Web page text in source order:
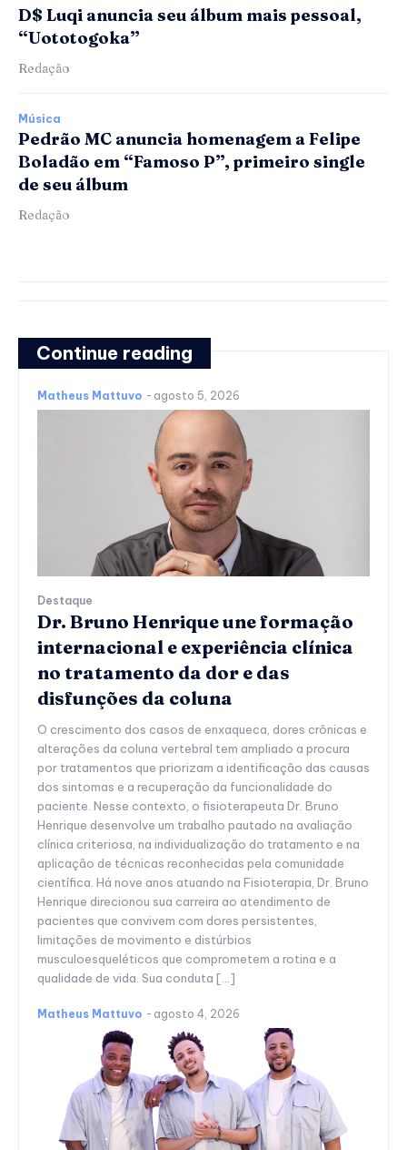
D$ Luqi anuncia seu álbum mais pessoal,
“Uototogoka”
Redação
Música
Pedrão MC anuncia homenagem a Felipe
Boladão em “Famoso P”, primeiro single
de seu álbum
Redação
Continue reading
Matheus Mattuvo - agosto 5, 2026
Destaque
Dr. Bruno Henrique une formação
internacional e experiência clínica
no tratamento da dor e das
disfunções da coluna
O crescimento dos casos de enxaqueca, dores crônicas e
alterações da coluna vertebral tem ampliado a procura
por tratamentos que priorizam a identificação das causas
dos sintomas e a recuperação da funcionalidade do
paciente. Nesse contexto, o fisioterapeuta Dr. Bruno
Henrique desenvolve um trabalho pautado na avaliação
clínica criteriosa, na individualização do tratamento e na
aplicação de técnicas reconhecidas pela comunidade
científica. Há nove anos atuando na Fisioterapia, Dr. Bruno
Henrique direcionou sua carreira ao atendimento de
pacientes que convivem com dores persistentes,
limitações de movimento e distúrbios
musculoesqueléticos que comprometem a rotina e a
qualidade de vida. Sua conduta […]
Matheus Mattuvo - agosto 4, 2026